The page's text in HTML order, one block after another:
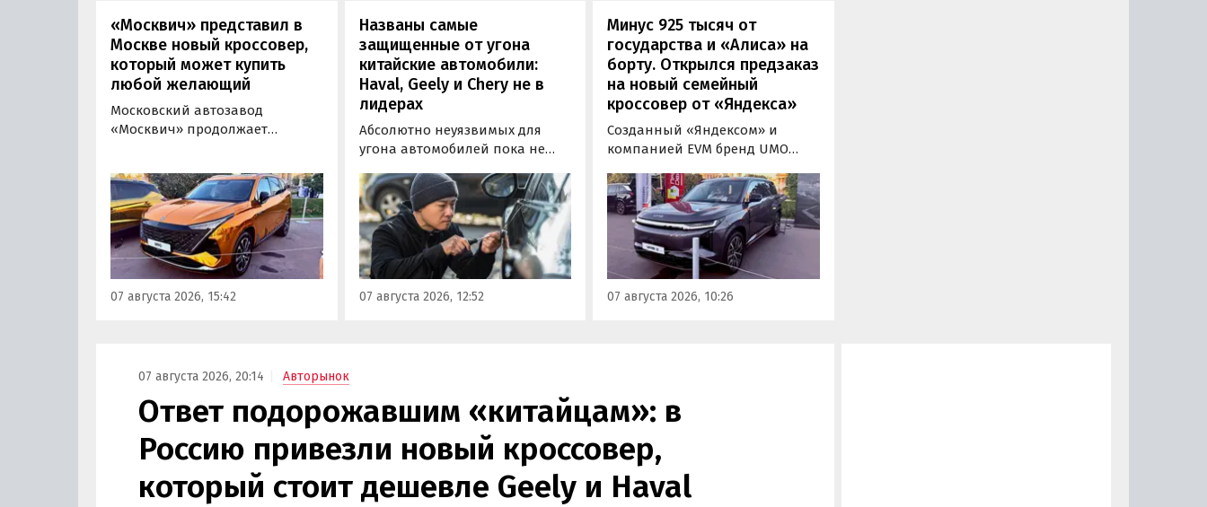
«Москвич» представил в
Москве новый кроссовер,
который может купить
любой желающий
Московский автозавод
«Москвич» продолжает
которые сейчас растет. На днях
на автомобильном фестивале
«ПроДвижение» на ВДНХ в
Москве в числе прочих
моделей «Москвича» был
представлен семиместный
кроссовер М90.
07 августа 2026, 15:42
Названы самые
защищенные от угона
китайские автомобили:
Haval, Geely и Chery не в
лидерах
Абсолютно неуязвимых для
угона автомобилей пока не
могут доставить
злоумышленникам больше
всего сложностей. Из китайских
машин таковыми сегодня
являются модели Li и BYD,
сообщил в эфире радио РБК
учредитель федерального
07 августа 2026, 12:52
Минус 925 тысяч от
государства и «Алиса» на
борту. Открылся предзаказ
на новый семейный
кроссовер от «Яндекса»
Созданный «Яндексом» и
компанией EVM бренд UMO
на свою вторую модель
- полноразмерный гибридный
кроссовер UMO 8 с полным
приводом. Его уже можно
заказать в двух версиях: Max за
5 915 000 рублей и Ultra за 6 415
000 рублей без учета
07 августа 2026, 10:26
07 августа 2026, 20:14 Авторынок
Ответ подорожавшим «китайцам»: в
Россию привезли новый кроссовер,
который стоит дешевле Geely и Haval